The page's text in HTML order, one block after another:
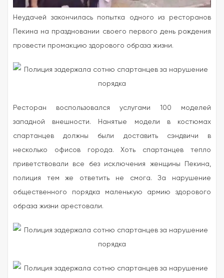
Неудачей закончилась попытка одного из ресторанов
Пекина на праздновании своего первого день рождения
провести промакцию здорового образа жизни.
Ресторан воспользовался услугами 100 моделей
западной внешности. Нанятые модели в костюмах
спартанцев должны были доставить сэндвичи в
несколько офисов города. Хоть спартанцев тепло
приветствовали все без исключения женщины Пекина,
полиция тем же ответить не смога. За нарушение
общественного порядка маленькую армию здорового
образа жизни арестовали.